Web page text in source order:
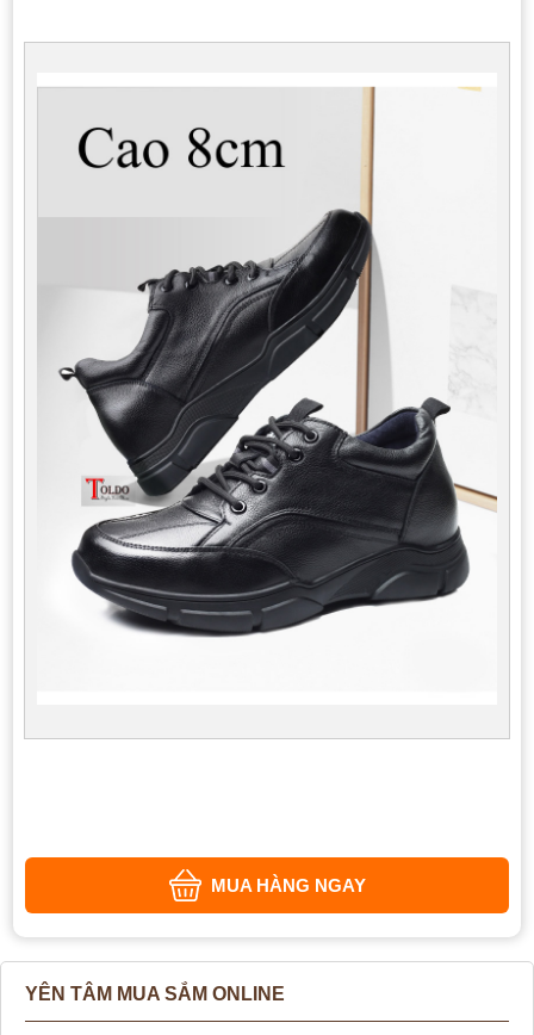
MUA HÀNG NGAY
YÊN TÂM MUA SẮM ONLINE